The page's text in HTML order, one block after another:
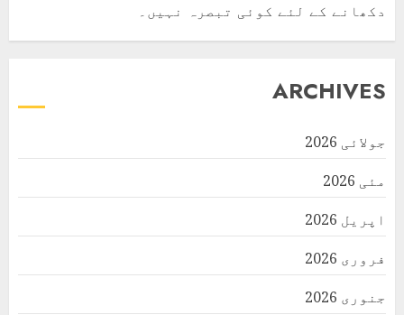
دکھانے کے لئے کوئی تبصرہ نہیں۔
ARCHIVES
جولائی 2026
مئی 2026
اپریل 2026
فروری 2026
جنوری 2026